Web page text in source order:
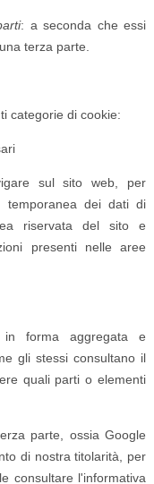
: a seconda che essi
terza parte.
categorie di cookie:
sul sito web, per
temporanea dei dati di
riservata del sito e
presenti nelle aree
in forma aggregata e
gli stessi consultano il
quali parti o elementi
parte, ossia Google
di nostra titolarità, per
consultare l'informativa